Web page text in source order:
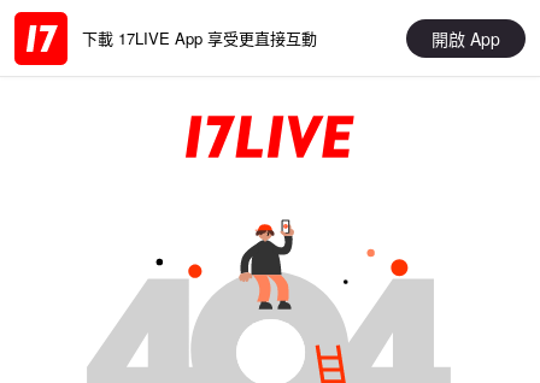
下載 17LIVE App 享受更直接互動 開啟 App